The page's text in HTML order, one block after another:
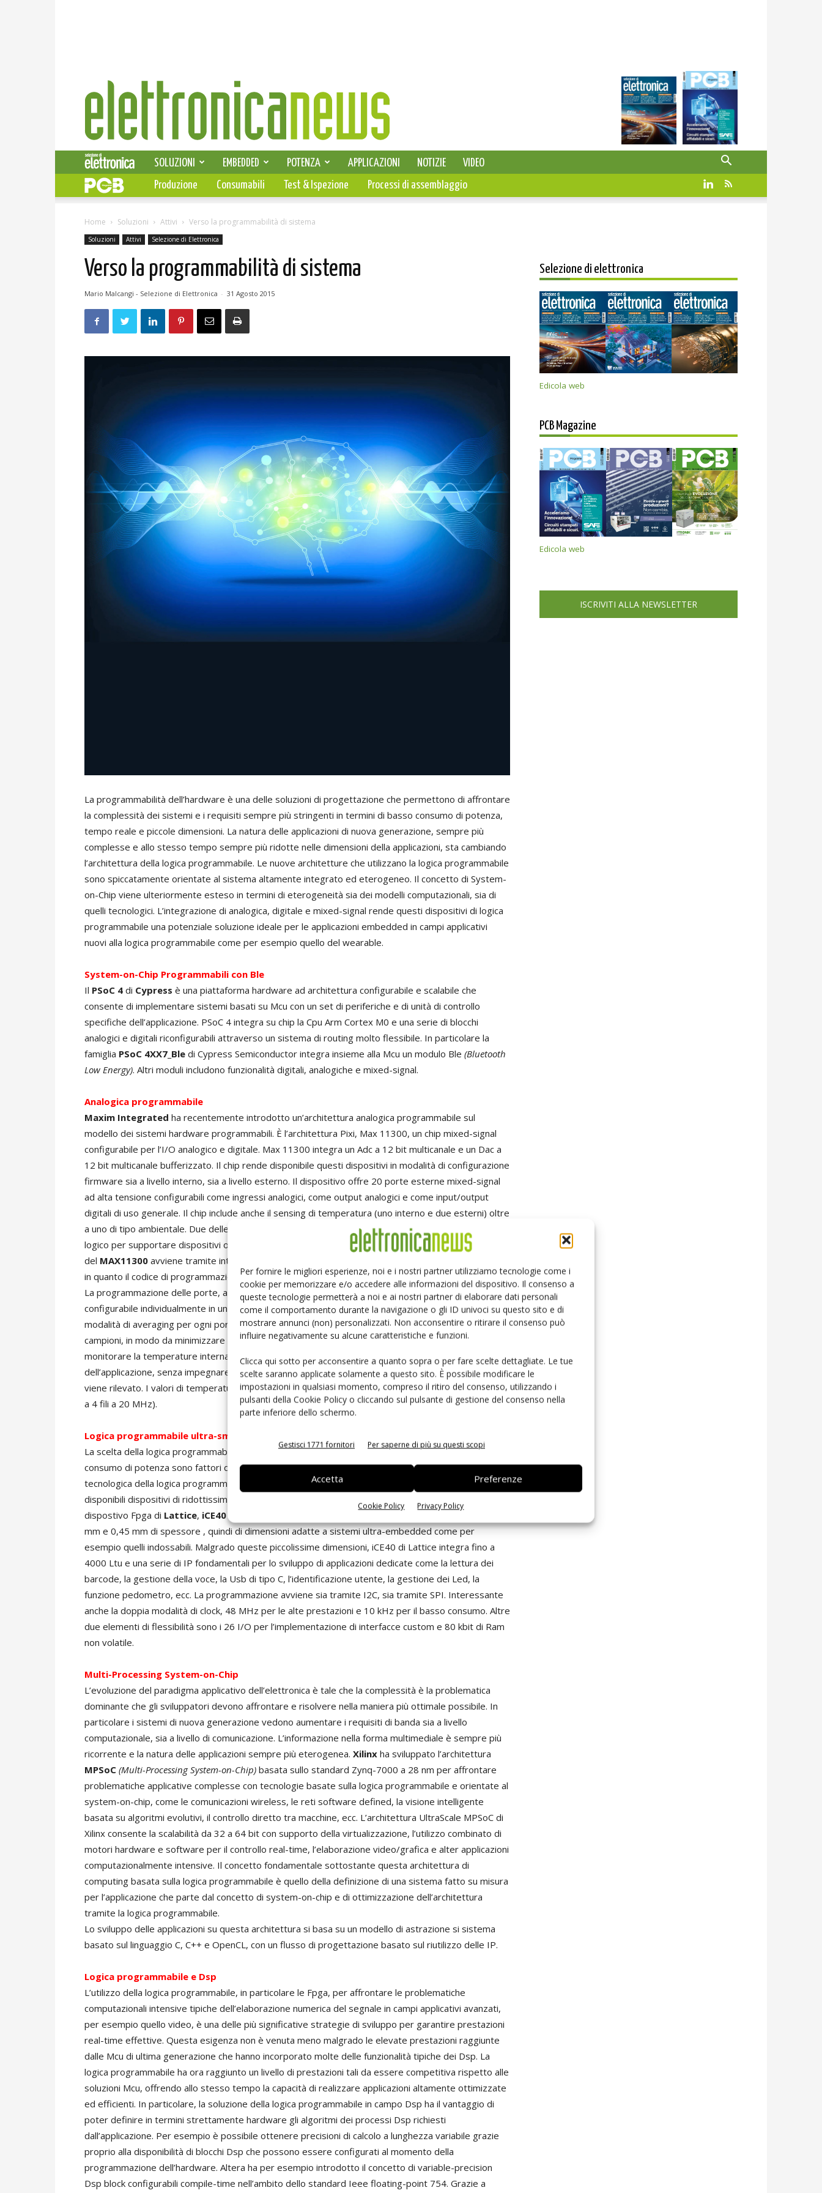
Per fornire le migliori esperienze, noi e i nostri partner utilizziamo tecnologie come i
cookie per memorizzare e/o accedere alle informazioni del dispositivo. Il consenso a
queste tecnologie permetterà a noi e ai nostri partner di elaborare dati personali
come il comportamento durante la navigazione o gli ID univoci su questo sito e di
mostrare annunci (non) personalizzati. Non acconsentire o ritirare il consenso può
influire negativamente su alcune caratteristiche e funzioni.
Clicca qui sotto per acconsentire a quanto sopra o per fare scelte dettagliate. Le tue
scelte saranno applicate solamente a questo sito. È possibile modificare le
impostazioni in qualsiasi momento, compreso il ritiro del consenso, utilizzando i
pulsanti della Cookie Policy o cliccando sul pulsante di gestione del consenso nella
parte inferiore dello schermo.
Gestisci 1771 fornitori Per saperne di più su questi scopi
Accetta Preferenze
Cookie Policy Privacy Policy
Elettronica
News
SELEZIONE DI ELETTRONICA
SOLUZIONI EMBEDDED POTENZA APPLICAZIONI NOTIZIE
VIDEO
PCB
Produzione Consumabili Test & Ispezione Processi di assemblaggio
Home Soluzioni Attivi Verso la programmabilità di sistema
Soluzioni Attivi Selezione di Elettronica
Verso la programmabilità di sistema
Mario Malcangi - Selezione di Elettronica - 31 Agosto 2015
La programmabilità dell’hardware è una delle soluzioni di progettazione che permettono di affrontare
la complessità dei sistemi e i requisiti sempre più stringenti in termini di basso consumo di potenza,
tempo reale e piccole dimensioni. La natura delle applicazioni di nuova generazione, sempre più
complesse e allo stesso tempo sempre più ridotte nelle dimensioni della applicazioni, sta cambiando
l’architettura della logica programmabile. Le nuove architetture che utilizzano la logica programmabile
sono spiccatamente orientate al sistema altamente integrato ed eterogeneo. Il concetto di System-
on-Chip viene ulteriormente esteso in termini di eterogeneità sia dei modelli computazionali, sia di
quelli tecnologici. L’integrazione di analogica, digitale e mixed-signal rende questi dispositivi di logica
programmabile una potenziale soluzione ideale per le applicazioni embedded in campi applicativi
nuovi alla logica programmabile come per esempio quello del wearable.
System-on-Chip Programmabili con Ble
Il PSoC 4 di Cypress è una piattaforma hardware ad architettura configurabile e scalabile che
consente di implementare sistemi basati su Mcu con un set di periferiche e di unità di controllo
specifiche dell’applicazione. PSoC 4 integra su chip la Cpu Arm Cortex M0 e una serie di blocchi
analogici e digitali riconfigurabili attraverso un sistema di routing molto flessibile. In particolare la
famiglia PSoC 4XX7_Ble di Cypress Semiconductor integra insieme alla Mcu un modulo Ble (Bluetooth
Low Energy). Altri moduli includono funzionalità digitali, analogiche e mixed-signal.
Analogica programmabile
Maxim Integrated ha recentemente introdotto un’architettura analogica programmabile sul
modello dei sistemi hardware programmabili. È l’architettura Pixi, Max 11300, un chip mixed-signal
configurabile per l’I/O analogico e digitale. Max 11300 integra un Adc a 12 bit multicanale e un Dac a
12 bit multicanale bufferizzato. Il chip rende disponibile questi dispositivi in modalità di configurazione
firmware sia a livello interno, sia a livello esterno. Il dispositivo offre 20 porte esterne mixed-signal
ad alta tensione configurabili come ingressi analogici, come output analogici e come input/output
digitali di uso generale. Il chip include anche il sensing di temperatura (uno interno e due esterni) oltre
a uno di tipo ambientale. Due delle porte adiacenti sono anche configurabili come traslatori di livello
logico per supportare dispositivi open-drain o interruttori analogici. La programmazione hardware
del MAX11300 avviene tramite interfaccia grafica, quindi eseguibile anche da non esperti di analogica
in quanto il codice di programmazione dell’hardware viene generato dall’ambiente di sviluppo grafico.
La programmazione delle porte, anche a livello elettrico, è molto flessibile e versatile. Ogni porta è
configurabile individualmente in un range tra -10 V e + 10 V. È possibile anche programmare una
modalità di averaging per ogni porta configurata come Adc relativamente a 2, 4, 8, 16, 32, 64 o 128
campioni, in modo da minimizzare le problematiche di rumore. Molto interessante è la possibilità di
monitorare la temperature interna ed esterna per tenere sotto controllo i limiti di temperature
dell’applicazione, senza impegnare la Cpu host tranne che, in modalità interrupt, quando l’evento
viene rilevato. I valori di temperatura misurati vengono resi disponibili tramite interfaccia seriale (Spi
a 4 fili a 20 MHz).
Logica programmabile ultra-small
La scelta della logica programmabile, in particolare le Fpga, in applicazioni dove le dimensioni e il
consumo di potenza sono fattori determinanti del successo, è sempre stata difficile. L’evoluzione
tecnologica della logica programmabile ha consentito di superare anche questa barriera, rendendo
disponibili dispositivi di ridottissime dimensioni e bassissimo consumo, come per esempio il
dispostivo Fpga di Lattice, iCE40 Ultra/UltraLite
mm e 0,45 mm di spessore , quindi di dimensioni adatte a sistemi ultra-embedded come per
esempio quelli indossabili. Malgrado queste piccolissime dimensioni, iCE40 di Lattice integra fino a
4000 Ltu e una serie di IP fondamentali per lo sviluppo di applicazioni dedicate come la lettura dei
barcode, la gestione della voce, la Usb di tipo C, l’identificazione utente, la gestione dei Led, la
funzione pedometro, ecc. La programmazione avviene sia tramite I2C, sia tramite SPI. Interessante
anche la doppia modalità di clock, 48 MHz per le alte prestazioni e 10 kHz per il basso consumo. Altre
due elementi di flessibilità sono i 26 I/O per l’implementazione di interfacce custom e 80 kbit di Ram
non volatile.
Multi-Processing System-on-Chip
L’evoluzione del paradigma applicativo dell’elettronica è tale che la complessità è la problematica
dominante che gli sviluppatori devono affrontare e risolvere nella maniera più ottimale possibile. In
particolare i sistemi di nuova generazione vedono aumentare i requisiti di banda sia a livello
computazionale, sia a livello di comunicazione. L’informazione nella forma multimediale è sempre più
ricorrente e la natura delle applicazioni sempre più eterogenea. Xilinx ha sviluppato l’architettura
MPSoC (Multi-Processing System-on-Chip) basata sullo standard Zynq-7000 a 28 nm per affrontare
problematiche applicative complesse con tecnologie basate sulla logica programmabile e orientate al
system-on-chip, come le comunicazioni wireless, le reti software defined, la visione intelligente
basata su algoritmi evolutivi, il controllo diretto tra macchine, ecc. L’architettura UltraScale MPSoC di
Xilinx consente la scalabilità da 32 a 64 bit con supporto della virtualizzazione, l’utilizzo combinato di
motori hardware e software per il controllo real-time, l’elaborazione video/grafica e alter applicazioni
computazionalmente intensive. Il concetto fondamentale sottostante questa architettura di
computing basata sulla logica programmabile è quello della definizione di una sistema fatto su misura
per l’applicazione che parte dal concetto di system-on-chip e di ottimizzazione dell’architettura
tramite la logica programmabile.
Lo sviluppo delle applicazioni su questa architettura si basa su un modello di astrazione si sistema
basato sul linguaggio C, C++ e OpenCL, con un flusso di progettazione basato sul riutilizzo delle IP.
Logica programmabile e Dsp
L’utilizzo della logica programmabile, in particolare le Fpga, per affrontare le problematiche
computazionali intensive tipiche dell’elaborazione numerica del segnale in campi applicativi avanzati,
per esempio quello video, è una delle più significative strategie di sviluppo per garantire prestazioni
real-time effettive. Questa esigenza non è venuta meno malgrado le elevate prestazioni raggiunte
dalle Mcu di ultima generazione che hanno incorporato molte delle funzionalità tipiche dei Dsp. La
logica programmabile ha ora raggiunto un livello di prestazioni tali da essere competitiva rispetto alle
soluzioni Mcu, offrendo allo stesso tempo la capacità di realizzare applicazioni altamente ottimizzate
ed efficienti. In particolare, la soluzione della logica programmabile in campo Dsp ha il vantaggio di
poter definire in termini strettamente hardware gli algoritmi dei processi Dsp richiesti
dall’applicazione. Per esempio è possibile ottenere precisioni di calcolo a lunghezza variabile grazie
proprio alla disponibilità di blocchi Dsp che possono essere configurati al momento della
programmazione dell’hardware. Altera ha per esempio introdotto il concetto di variable-precision
Dsp block configurabili compile-time nell’ambito dello standard Ieee floating-point 754. Grazie a
Selezione di elettronica
Edicola web
PCB Magazine
Edicola web
ISCRIVITI ALLA NEWSLETTER